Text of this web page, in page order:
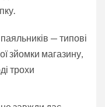
— типові
зйомки магазину,
трохи